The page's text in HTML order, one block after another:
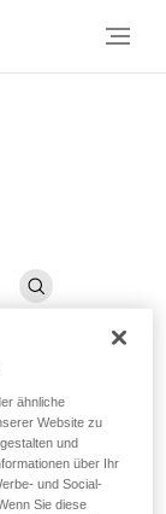
Passagen
ähnliche
Website zu
und
über Ihr
und Social-
Sie diese